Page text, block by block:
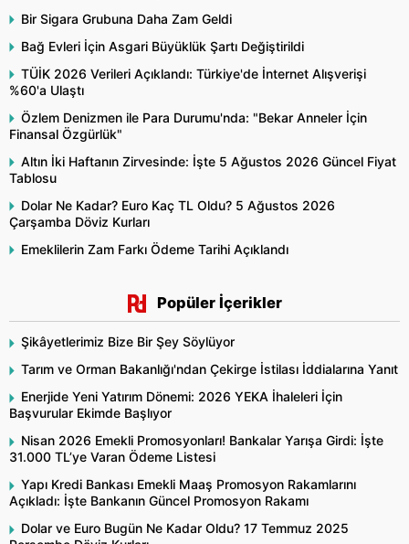
Bir Sigara Grubuna Daha Zam Geldi
Bağ Evleri İçin Asgari Büyüklük Şartı Değiştirildi
TÜİK 2026 Verileri Açıklandı: Türkiye'de İnternet Alışverişi
%60'a Ulaştı
Özlem Denizmen ile Para Durumu'nda: "Bekar Anneler İçin
Finansal Özgürlük"
Altın İki Haftanın Zirvesinde: İşte 5 Ağustos 2026 Güncel Fiyat
Tablosu
Dolar Ne Kadar? Euro Kaç TL Oldu? 5 Ağustos 2026
Çarşamba Döviz Kurları
Emeklilerin Zam Farkı Ödeme Tarihi Açıklandı
Popüler İçerikler
Şikâyetlerimiz Bize Bir Şey Söylüyor
Tarım ve Orman Bakanlığı'ndan Çekirge İstilası İddialarına Yanıt
Enerjide Yeni Yatırım Dönemi: 2026 YEKA İhaleleri İçin
Başvurular Ekimde Başlıyor
Nisan 2026 Emekli Promosyonları! Bankalar Yarışa Girdi: İşte
31.000 TL’ye Varan Ödeme Listesi
Yapı Kredi Bankası Emekli Maaş Promosyon Rakamlarını
Açıkladı: İşte Bankanın Güncel Promosyon Rakamı
Dolar ve Euro Bugün Ne Kadar Oldu? 17 Temmuz 2025